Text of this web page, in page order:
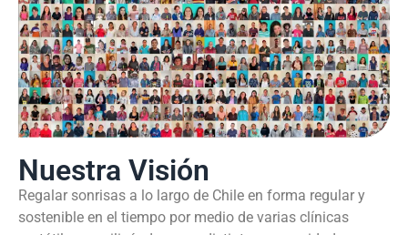
Nuestra Visión
Regalar sonrisas a lo largo de Chile en forma regular y
sostenible en el tiempo por medio de varias clínicas